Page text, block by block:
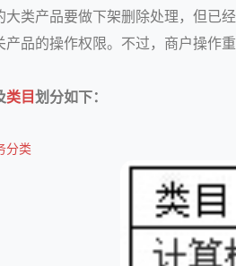
大类产品要做下架删除处理，但已
产品的操作权限。不过，商户操作
类目划分如下：
分类